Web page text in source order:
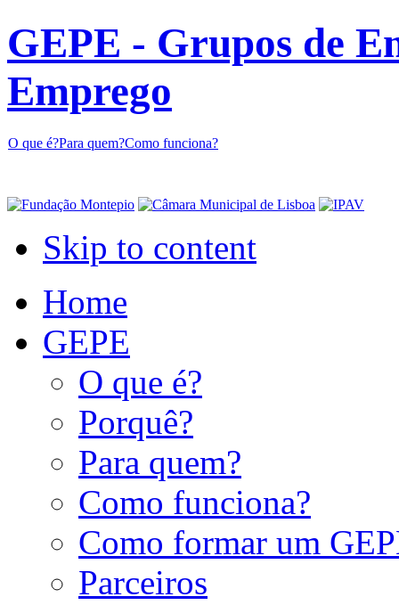
GEPE - Grupos de
Emprego
O que é?Para quem?Como funciona?
Skip to content
Home
GEPE
O que é?
Porquê?
Para quem?
Como funciona?
Como formar um
Parceiros